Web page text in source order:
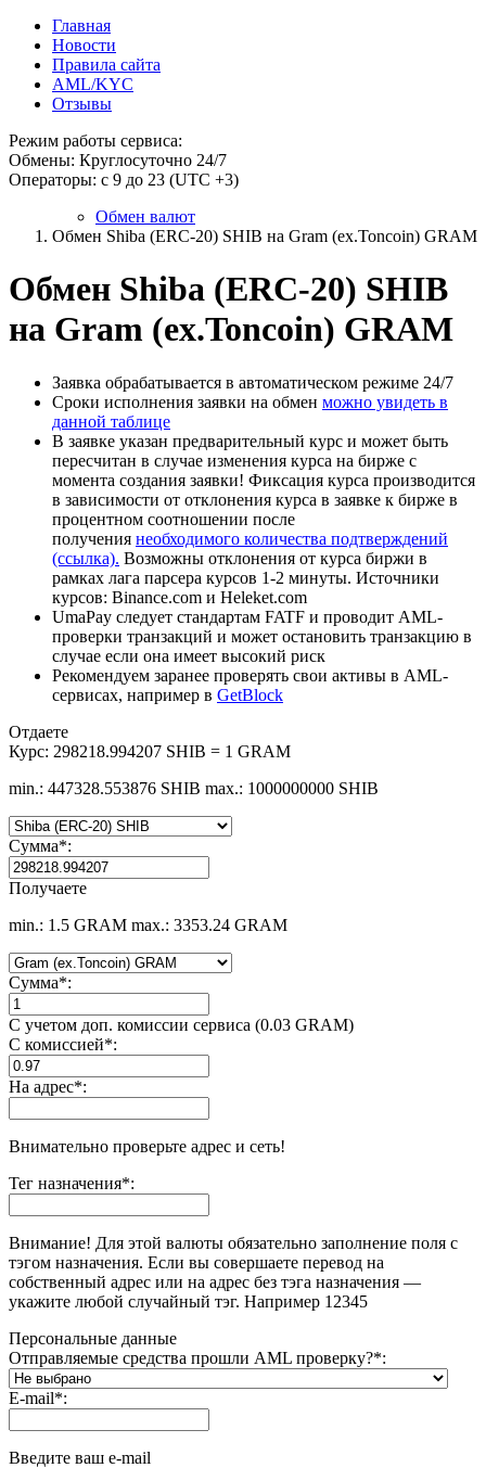
Главная
Новости
Правила сайта
AML/KYC
Отзывы
Режим работы сервиса:
Обмены: Круглосуточно 24/7
Операторы: с 9 до 23 (UTC +3)
Обмен валют
Обмен Shiba (ERC-20) SHIB на Gram (ex.Toncoin) GRAM
Обмен Shiba (ERC-20) SHIB
на Gram (ex.Toncoin) GRAM
Заявка обрабатывается в автоматическом режиме 24/7
Сроки исполнения заявки на обмен можно увидеть в
данной таблице
В заявке указан предварительный курс и может быть
пересчитан в случае изменения курса на бирже с
момента создания заявки! Фиксация курса производится
в зависимости от отклонения курса в заявке к бирже в
процентном соотношении после
получения необходимого количества подтверждений
(ссылка). Возможны отклонения от курса биржи в
рамках лага парсера курсов 1-2 минуты. Источники
курсов: Binance.com и Heleket.com
UmaPay следует стандартам FATF и проводит AML-
проверки транзакций и может остановить транзакцию в
случае если она имеет высокий риск
Рекомендуем заранее проверять свои активы в AML-
сервисах, например в GetBlock
Отдаете
Курс: 298218.994207 SHIB = 1 GRAM
min.: 447328.553876 SHIB max.: 1000000000 SHIB
Сумма*:
Получаете
min.: 1.5 GRAM max.: 3353.24 GRAM
Сумма*:
С учетом доп. комиссии сервиса (0.03 GRAM)
С комиссией*:
На адрес*:
Внимательно проверьте адрес и сеть!
Тег назначения*:
Внимание! Для этой валюты обязательно заполнение поля с
тэгом назначения. Если вы совершаете перевод на
собственный адрес или на адрес без тэга назначения —
укажите любой случайный тэг. Например 12345
Персональные данные
Отправляемые средства прошли AML проверку?*:
E-mail*:
Введите ваш e-mail